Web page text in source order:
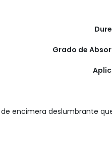
Grado de
encimera deslumbrante